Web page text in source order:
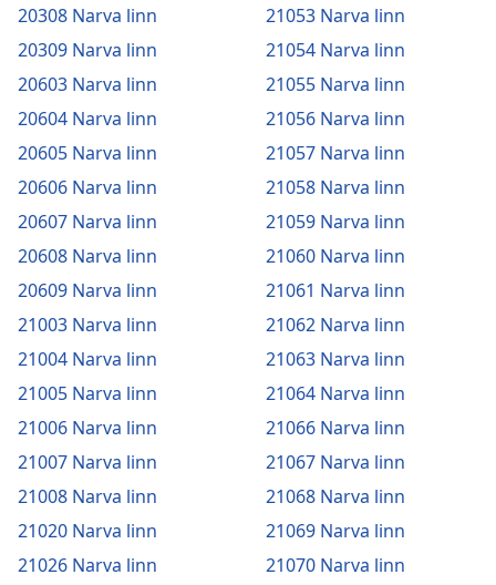
20308 Narva linn
20309 Narva linn
20603 Narva linn
20604 Narva linn
20605 Narva linn
20606 Narva linn
20607 Narva linn
20608 Narva linn
20609 Narva linn
21003 Narva linn
21004 Narva linn
21005 Narva linn
21006 Narva linn
21007 Narva linn
21008 Narva linn
21020 Narva linn
21026 Narva linn
21053 Narva linn
21054 Narva linn
21055 Narva linn
21056 Narva linn
21057 Narva linn
21058 Narva linn
21059 Narva linn
21060 Narva linn
21061 Narva linn
21062 Narva linn
21063 Narva linn
21064 Narva linn
21066 Narva linn
21067 Narva linn
21068 Narva linn
21069 Narva linn
21070 Narva linn